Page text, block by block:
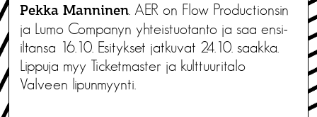
Pekka Manninen . AER on Flow Productionsin
ja Lumo Companyn yhteistuotanto ja saa ensi-
iltansa 16.10. Esitykset jatkuvat 24.10. saakka.
Lippuja myy Ticketmaster ja kulttuuritalo
Valveen lipunmyynti.